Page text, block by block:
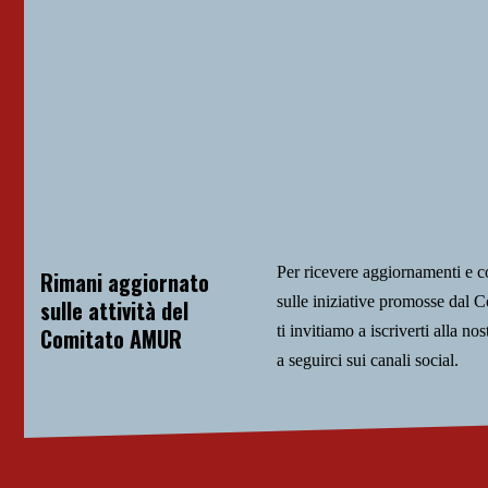
Rimani aggiornato
sulle attività del
Comitato AMUR
Per ricevere aggiornamenti e
sulle iniziative promosse dal
ti invitiamo a iscriverti alla
a seguirci sui canali social.